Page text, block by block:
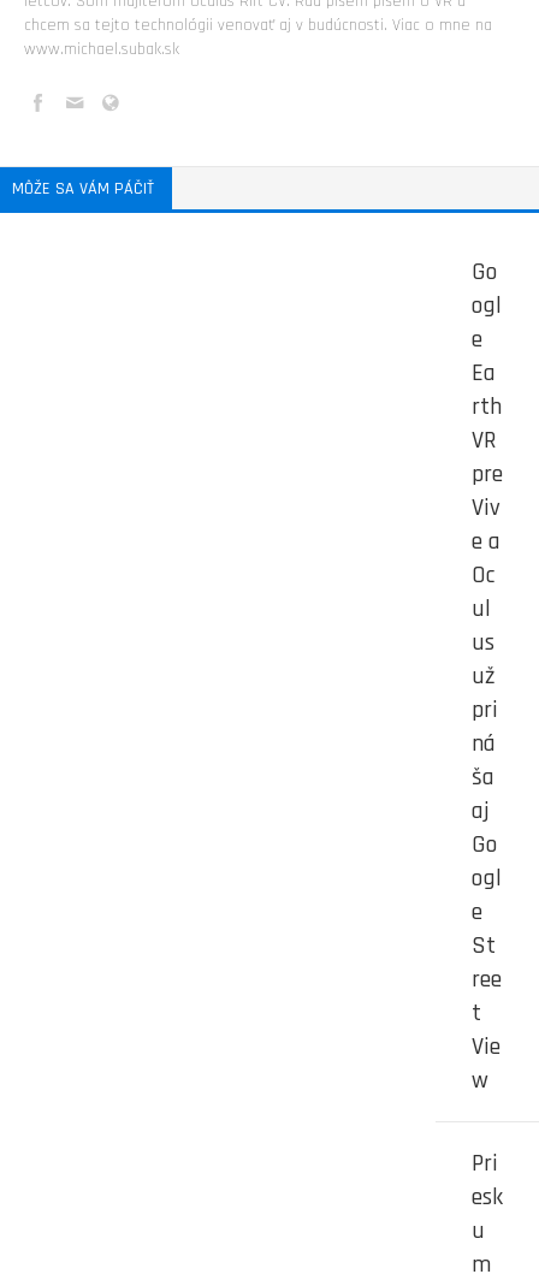
chcem sa tejto technológii venovať aj v budúcnosti. Viac o mne na
www.michael.subak.sk
MÔŽE SA VÁM PÁČIŤ
Go
ogl
e
Ea
rth
VR
pre
Viv
e a
Oc
ul
us
už
pri
ná
ša
aj
Go
ogl
e
St
ree
t
Vie
w
Pri
esk
u
m